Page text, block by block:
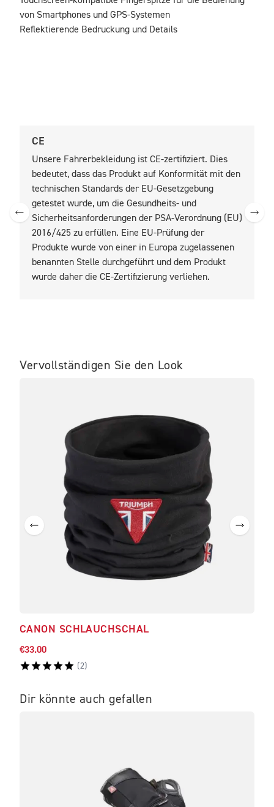
von Smartphones und GPS-Systemen
Reflektierende Bedruckung und Details
CE
Unsere Fahrerbekleidung ist CE-zertifiziert. Dies
bedeutet, dass das Produkt auf Konformität mit den
technischen Standards der EU-Gesetzgebung
getestet wurde, um die Gesundheits- und
Sicherheitsanforderungen der PSA-Verordnung (EU)
2016/425 zu erfüllen. Eine EU-Prüfung der
Produkte wurde von einer in Europa zugelassenen
benannten Stelle durchgeführt und dem Produkt
wurde daher die CE-Zertifizierung verliehen.
Vervollständigen Sie den Look
CANON SCHLAUCHSCHAL
€33.00
(2)
Dir könnte auch gefallen